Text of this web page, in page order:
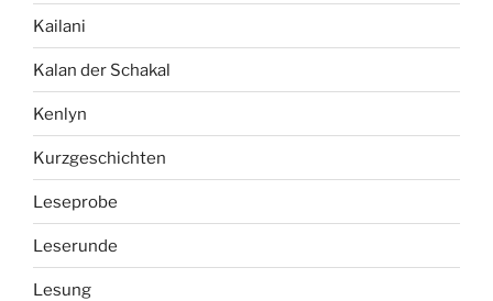
Kailani
Kalan der Schakal
Kenlyn
Kurzgeschichten
Leseprobe
Leserunde
Lesung